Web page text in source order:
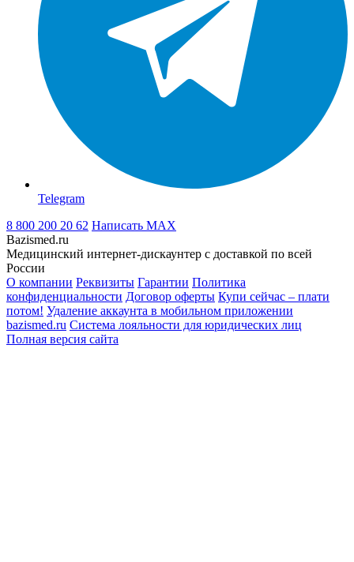
Telegram
8 800 200 20 62 Написать MAX
Bazismed.ru
Медицинский интернет-дискаунтер с доставкой по всей
России
О компании Реквизиты Гарантии Политика
конфиденциальности Договор оферты Купи сейчас – плати
потом! Удаление аккаунта в мобильном приложении
bazismed.ru Система лояльности для юридических лиц
Полная версия сайта